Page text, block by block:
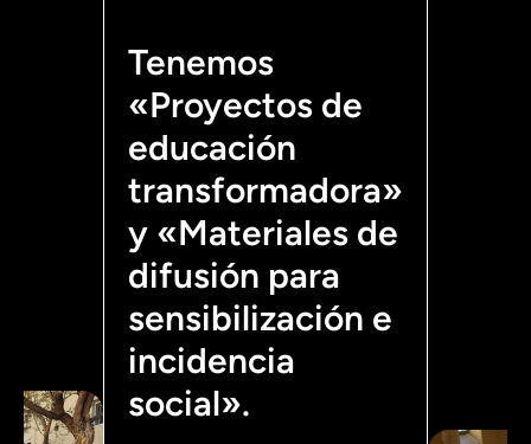
Tenemos
«Proyectos de
educación
transformadora»
y «Materiales de
difusión para
sensibilización e
incidencia
social».